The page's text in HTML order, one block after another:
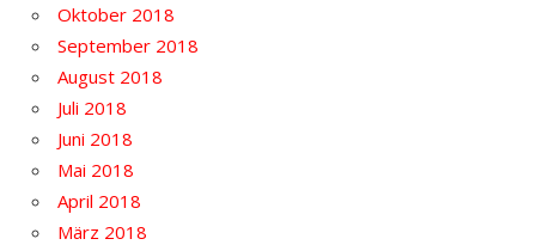
Oktober 2018
September 2018
August 2018
Juli 2018
Juni 2018
Mai 2018
April 2018
März 2018